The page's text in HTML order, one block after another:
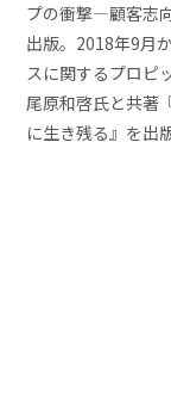
プの衝撃―顧客志
出版。2018年9月
スに関するプロピ
尾原和啓氏と共著
に生き残る』を出版